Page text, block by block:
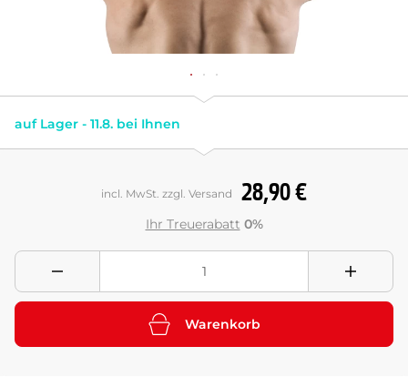
auf Lager - 11.8. bei Ihnen
28,90 €
incl. MwSt. zzgl. Versand
Ihr Treuerabatt 0%
Warenkorb